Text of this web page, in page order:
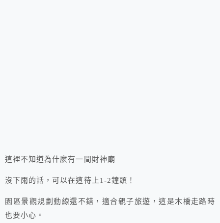
這裡不知道為什麼有一間財神廟
沒下雨的話，可以在這待上1-2鐘頭！
園區景觀規劃動線還不錯，適合親子旅遊，這是木橋走路時
也要小心。